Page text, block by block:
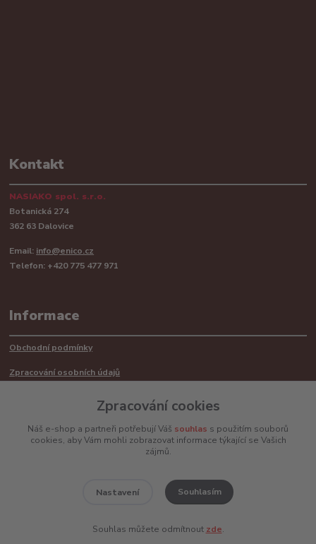
Kontakt
NASIAKO spol. s.r.o.
Botanická 274
362 63 Dalovice
Email: info@enico.cz
Telefon: +420 775 477 971
Informace
Obchodní podmínky
Zpracování osobních údajů
Mimosoudní řešení sporů ADR
Vytvořeno na
Eshop-rychle.cz
Zpracování cookies
Náš e-shop a partneři potřebují Váš souhlas s použitím souborů
cookies, aby Vám mohli zobrazovat informace týkající se Vašich
zájmů.
Nastavení Souhlasím
Souhlas můžete odmítnout zde.